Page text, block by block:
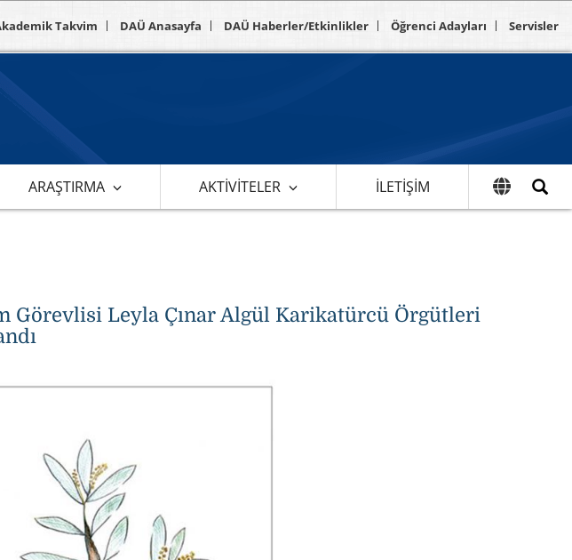
Takvim DAÜ Anasayfa DAÜ Haberler/Etkinlikler Öğrenci Adayları Servisler
ARAŞTIRMA AKTIVITELER İLETIŞIM
Görevlisi Leyla Çınar Algül Karikatürcü Örgütleri